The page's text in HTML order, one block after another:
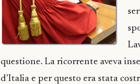
questione. La ricorrente aveva
d’Italia e per questo era stata